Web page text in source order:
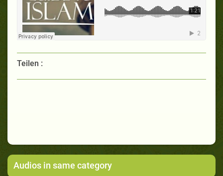
Teilen :
Audios in same category